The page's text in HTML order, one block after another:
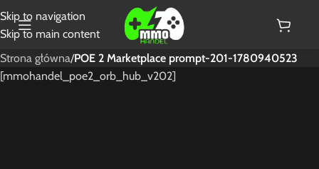
Skip to navigation
Skip to main content
Strona główna/POE 2 Marketplace prompt-201-1780940523
[mmohandel_poe2_orb_hub_v202]